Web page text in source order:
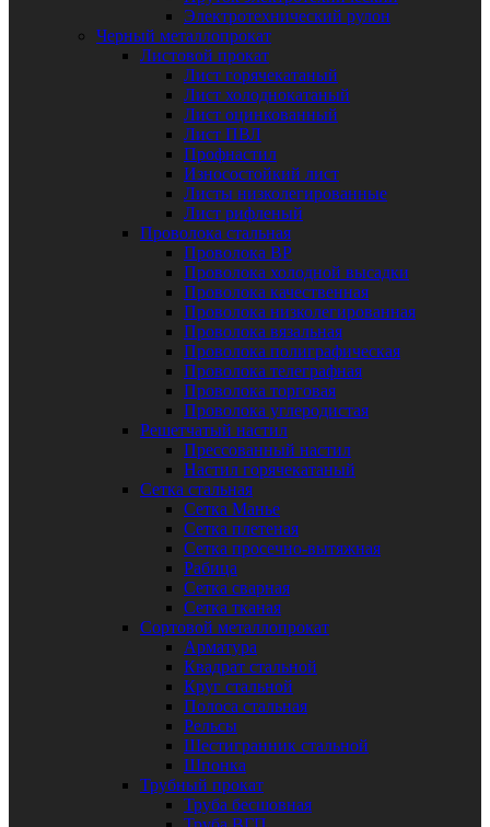
Электротехнический рулон
Черный металлопрокат
Листовой прокат
Лист горячекатаный
Лист холоднокатаный
Лист оцинкованный
Лист ПВЛ
Профнастил
Износостойкий лист
Листы низколегированные
Лист рифленый
Проволока стальная
Проволока ВР
Проволока холодной высадки
Проволока качественная
Проволока низколегированная
Проволока вязальная
Проволока полиграфическая
Проволока телеграфная
Проволока торговая
Проволока углеродистая
Решетчатый настил
Прессованный настил
Настил горячекатаный
Сетка стальная
Сетка Манье
Сетка плетеная
Сетка просечно-вытяжная
Рабица
Сетка сварная
Сетка тканая
Сортовой металлопрокат
Арматура
Квадрат стальной
Круг стальной
Полоса стальная
Рельсы
Шестигранник стальной
Шпонка
Трубный прокат
Труба бесшовная